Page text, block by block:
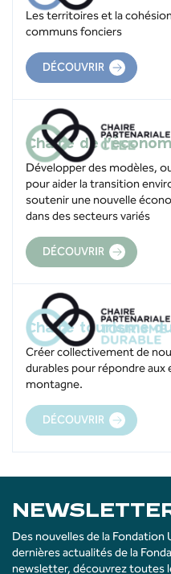
Les territoires et la
communs fonciers
DÉCOUVRIR
Chaire de
Développer des modèles,
pour aider la transition
soutenir une nouvelle
dans des secteurs variés
DÉCOUVRIR
Chaire tourisme
Créer collectivement de
durables pour répondre
montagne.
DÉCOUVRIR
Des nouvelles de la Fondation
dernières actualités de la
newsletter, découvrez toutes